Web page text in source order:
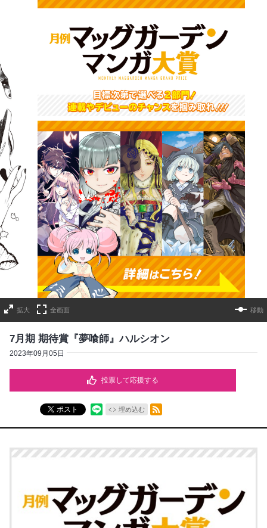
詳細ページへのリンク
拡大 全画面 移動
7月期 期待賞『夢喰師』ハルシオン
2023年09月05日
投票して応援する
ポスト 埋め込む
RSSフィード